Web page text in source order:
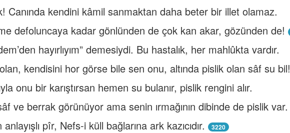
Canında kendini kâmil sanmaktan daha beter bir illet olamaz.
defoluncaya kadar gönlünden de çok kan akar, gözünden de!
hayırlıyım” demesiydi. Bu hastalık, her mahlûkta vardır.
kendisini hor görse bile sen onu, altında pislik olan sâf su bil!
onu bir karıştırsan hemen su bulanır, pislik rengini alır.
ve berrak görünüyor ama senin ırmağının dibinde de pislik var.
pîr, Nefs-i küll bağlarına ark kazıcıdır.
3220